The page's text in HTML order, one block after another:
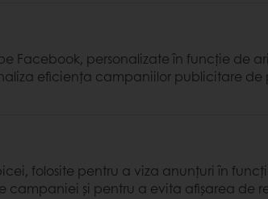
Facebook, personalizate în funcție de
eficiența campaniilor publicitare de
folosite pentru a viza anunțuri în
și pentru a evita afișarea de